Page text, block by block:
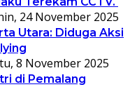
24 November 2025
Utara: Diduga Aksi
8 November 2025
di Pemalang